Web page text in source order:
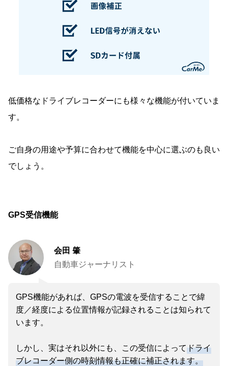
低価格なドライブレコーダーにも様々な機能が付いていま
す。
ご自身の用途や予算に合わせて機能を中心に選ぶのも良い
でしょう。
GPS受信機能
会田 肇
自動車ジャーナリスト
GPS機能があれば、GPSの電波を受信することで緯
度／経度による位置情報が記録されることは知られて
います。
しかし、実はそれ以外にも、この受信によってドライ
ブレコーダー側の時刻情報も正確に補正されます。